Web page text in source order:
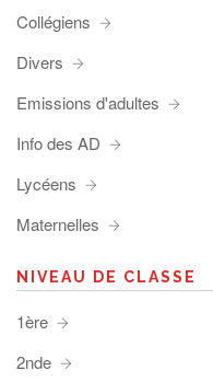
Collégiens
Divers
Emissions d'adultes
Info des AD
Lycéens
Maternelles
NIVEAU DE CLASSE
1ère
2nde